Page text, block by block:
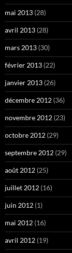
mai 2013 (28)
avril 2013 (28)
mars 2013 (30)
février 2013 (22)
janvier 2013 (26)
décembre 2012 (36)
novembre 2012 (23)
octobre 2012 (29)
septembre 2012 (29)
août 2012 (25)
juillet 2012 (16)
juin 2012 (1)
mai 2012 (16)
avril 2012 (19)